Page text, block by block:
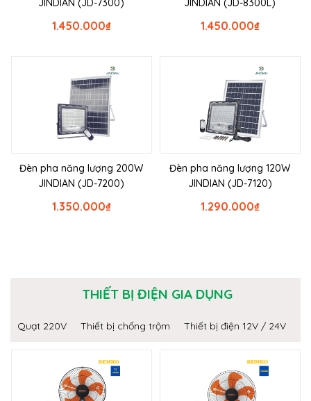
JINDIAN (JD-7300)
₫
1.450.000
JINDIAN (JD-8300L)
₫
1.450.000
Đèn pha năng lượng 200W
JINDIAN (JD-7200)
₫
1.350.000
Đèn pha năng lượng 120W
JINDIAN (JD-7120)
₫
1.290.000
THIẾT BỊ ĐIỆN GIA DỤNG
Quạt 220V Thiết bị chống trộm Thiết bị điện 12V / 24V